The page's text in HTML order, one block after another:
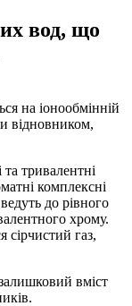
вод, що
на іонообмінній
відновником,
тривалентні
комплексні
до рівного
хрому.
сірчистий газ,
вміст